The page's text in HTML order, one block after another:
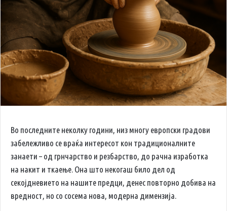
Во последните неколку години, низ многу европски градови
забележливо се враќа интересот кон традиционалните
занаети – од грнчарство и резбарство, до рачна изработка
на накит и ткаење. Она што некогаш било дел од
секојдневието на нашите предци, денес повторно добива на
вредност, но со сосема нова, модерна димензија.